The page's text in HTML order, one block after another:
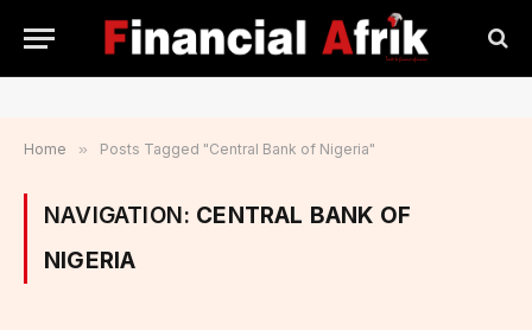
Home » Posts Tagged "Central Bank of Nigeria"
NAVIGATION: CENTRAL BANK OF
NIGERIA